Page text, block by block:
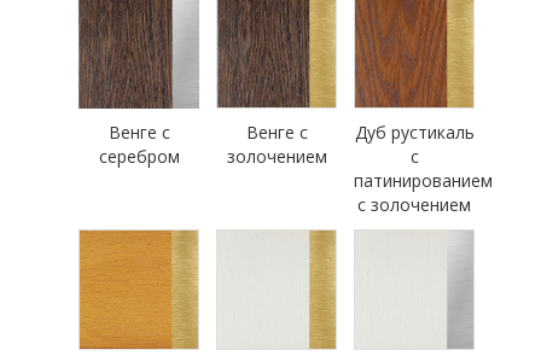
Венге с
серебром
Венге с
золочением
Дуб рустикаль
с
патинированием
с золочением